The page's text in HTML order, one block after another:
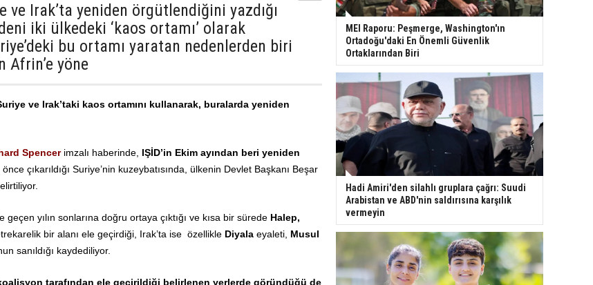
ve Irak’ta yeniden örgütlendiğini yazdığı
iki ülkedeki ‘kaos ortamı’ olarak
bu ortamı yaratan nedenlerden biri
Afrin’e yöne
ve Irak’taki kaos ortamını kullanarak, buralarda yeniden
Spencerimzalı haberinde, IŞİD’in Ekim ayından beri yeniden
önce çıkarıldığı Suriye’nin kuzeybatısında, ülkenin Devlet Başkanı Beşar
yılın sonlarına doğru ortaya çıktığı ve kısa bir sürede Halep,
bir alanı ele geçirdiği, Irak’ta ise özellikle Diyala eyaleti, Musul
sanıldığı kaydediliyor.
tarafından ele geçirildiği belirlenen yerlerde göründüğü de
MEI Raporu: Peşmerge, Washington'ın
Ortadoğu'daki En Önemli Güvenlik
Ortaklarından Biri
Hadi Amiri'den silahlı gruplara çağrı: Suudi
Arabistan ve ABD'nin saldırısına karşılık
vermeyin